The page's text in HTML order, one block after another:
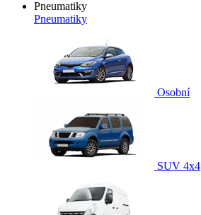
Pneumatiky
Pneumatiky
Osobní
SUV 4x4